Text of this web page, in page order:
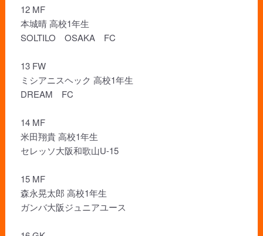
12 MF
本城晴 高校1年生
SOLTILO OSAKA FC
13 FW
ミシアニスヘック 高校1年生
DREAM FC
14 MF
米田翔貴 高校1年生
セレッソ大阪和歌山U-15
15 MF
森永晃太郎 高校1年生
ガンバ大阪ジュニアユース